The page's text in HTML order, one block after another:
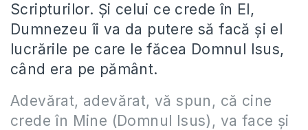
Scripturilor. Şi celui ce crede în El,
Dumnezeu îi va da putere să facă şi el
lucrările pe care le făcea Domnul Isus,
când era pe pământ.
Adevărat, adevărat, vă spun, că cine
crede în Mine (Domnul Isus), va face şi